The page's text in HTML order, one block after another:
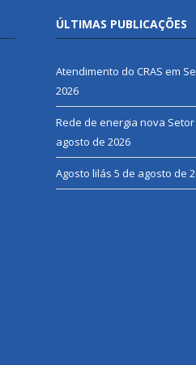
ÚLTIMAS PUBLICAÇÕES
Atendimento do CRAS em
2026
Rede de energia nova
agosto de 2026
Agosto lilás 5 de agosto de